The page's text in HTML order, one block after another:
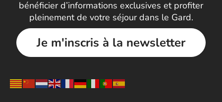
bénéficier d’informations exclusives et profiter
pleinement de votre séjour dans le Gard.
Je m'inscris à la newsletter